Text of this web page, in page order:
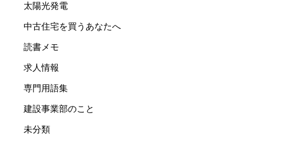
太陽光発電
中古住宅を買うあなたへ
読書メモ
求人情報
専門用語集
建設事業部のこと
未分類